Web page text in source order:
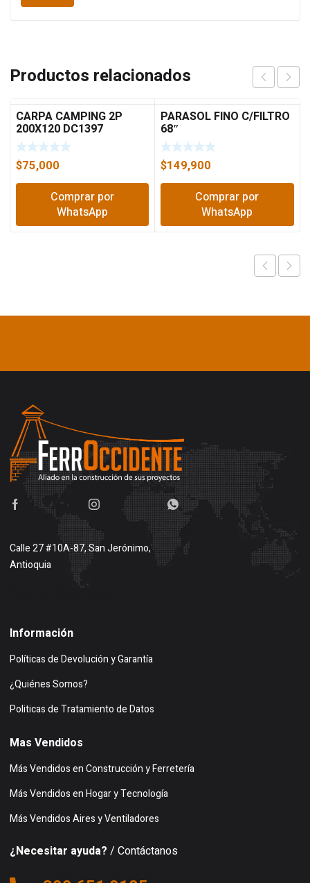
Productos relacionados
CARPA CAMPING 2P
200X120 DC1397
$75,000
Comprar por
WhatsApp
PARASOL FINO C/FILTRO
68″
$149,900
Comprar por
WhatsApp
Calle 27 #10A-87, San Jerónimo,
Antioquia
Información
Políticas de Devolución y Garantía
¿Quiénes Somos?
Politicas de Tratamiento de Datos
Mas Vendidos
Más Vendidos en Construcción y Ferretería
Más Vendidos en Hogar y Tecnología
Más Vendidos Aires y Ventiladores
¿Necesitar ayuda? / Contáctanos